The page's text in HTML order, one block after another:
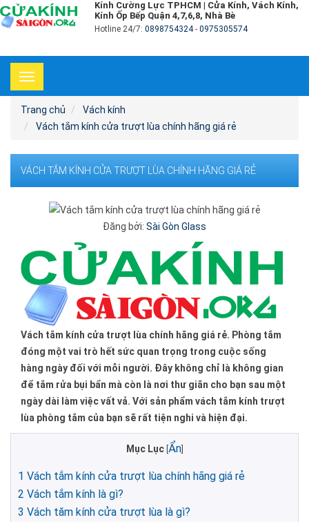
Kính Cường Lực TPHCM | Cửa Kính, Vách Kính,
Kính Ốp Bếp Quận 4,7,6,8, Nhà Bè
Hotline 24/7: 0898754324- 0975305574
Toggle
navigation
Trang chủ
Vách kính
Vách tắm kính cửa trượt lùa chính hãng giá rẻ
VÁCH TẮM KÍNH CỬA TRƯỢT LÙA CHÍNH HÃNG GIÁ RẺ
Đăng bởi: Sài Gòn Glass
Vách tắm kính cửa trượt lùa chính hãng giá rẻ. Phòng tắm
đóng một vai trò hết sức quan trọng trong cuộc sống
hàng ngày đối với mỗi người. Đây không chỉ là không gian
để tắm rửa bụi bẩn mà còn là nơi thư giãn cho bạn sau một
ngày dài làm việc vất vả. Với sản phẩm vách tắm kính trượt
lùa phòng tắm của bạn sẽ rất tiện nghi và hiện đại.
Mục Lục Ẩn]
1 Vách tắm kính cửa trượt lùa chính hãng giá rẻ
2 Vách tắm kính là gì?
3 Vách tăm kính cửa trượt lùa là gì?